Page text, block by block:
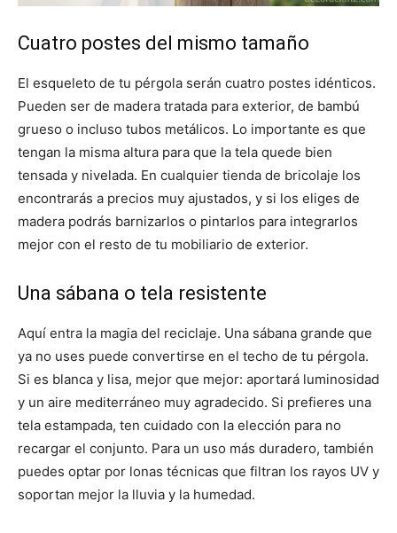
Cuatro postes del mismo tamaño
El esqueleto de tu pérgola serán cuatro postes idénticos.
Pueden ser de madera tratada para exterior, de bambú
grueso o incluso tubos metálicos. Lo importante es que
tengan la misma altura para que la tela quede bien
tensada y nivelada. En cualquier tienda de bricolaje los
encontrarás a precios muy ajustados, y si los eliges de
madera podrás barnizarlos o pintarlos para integrarlos
mejor con el resto de tu mobiliario de exterior.
Una sábana o tela resistente
Aquí entra la magia del reciclaje. Una sábana grande que
ya no uses puede convertirse en el techo de tu pérgola.
Si es blanca y lisa, mejor que mejor: aportará luminosidad
y un aire mediterráneo muy agradecido. Si prefieres una
tela estampada, ten cuidado con la elección para no
recargar el conjunto. Para un uso más duradero, también
puedes optar por lonas técnicas que filtran los rayos UV y
soportan mejor la lluvia y la humedad.